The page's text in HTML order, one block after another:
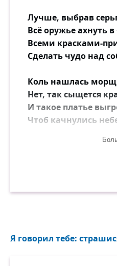
Лучше, выбрав
Всё оружье ахнуть
Всеми красками-
Сделать чудо над
Коль нашлась
Нет, так сыщется
И такое платье
Чтоб качнулись
Будет вечер —
А спокойно и
Я говорил тебе: